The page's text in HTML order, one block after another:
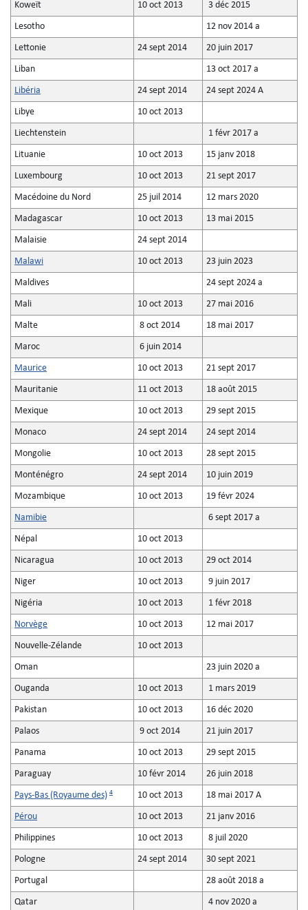
Koweït 10 oct 2013 3 déc 2015
Lesotho 12 nov 2014 a
Lettonie 24 sept 2014 20 juin 2017
Liban 13 oct 2017 a
Libéria 24 sept 2014 24 sept 2024 A
Libye 10 oct 2013
Liechtenstein 1 févr 2017 a
Lituanie 10 oct 2013 15 janv 2018
Luxembourg 10 oct 2013 21 sept 2017
Macédoine du Nord 25 juil 2014 12 mars 2020
Madagascar 10 oct 2013 13 mai 2015
Malaisie 24 sept 2014
Malawi 10 oct 2013 23 juin 2023
Maldives 24 sept 2024 a
Mali 10 oct 2013 27 mai 2016
Malte 8 oct 2014 18 mai 2017
Maroc 6 juin 2014
Maurice 10 oct 2013 21 sept 2017
Mauritanie 11 oct 2013 18 août 2015
Mexique 10 oct 2013 29 sept 2015
Monaco 24 sept 2014 24 sept 2014
Mongolie 10 oct 2013 28 sept 2015
Monténégro 24 sept 2014 10 juin 2019
Mozambique 10 oct 2013 19 févr 2024
Namibie 6 sept 2017 a
Népal 10 oct 2013
Nicaragua 10 oct 2013 29 oct 2014
Niger 10 oct 2013 9 juin 2017
Nigéria 10 oct 2013 1 févr 2018
Norvège 10 oct 2013 12 mai 2017
Nouvelle-Zélande 10 oct 2013
Oman 23 juin 2020 a
Ouganda 10 oct 2013 1 mars 2019
Pakistan 10 oct 2013 16 déc 2020
Palaos 9 oct 2014 21 juin 2017
Panama 10 oct 2013 29 sept 2015
Paraguay 10 févr 2014 26 juin 2018
Pays-Bas (Royaume des) 4 10 oct 2013 18 mai 2017 A
Pérou 10 oct 2013 21 janv 2016
Philippines 10 oct 2013 8 juil 2020
Pologne 24 sept 2014 30 sept 2021
Portugal 28 août 2018 a
Qatar 4 nov 2020 a